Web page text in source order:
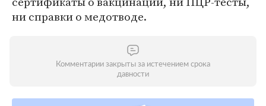
ни справки о медотводе.
Комментарии закрыты за истечением срока
давности